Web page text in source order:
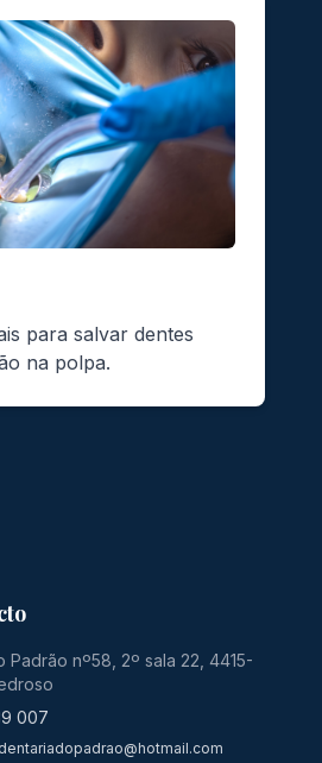
para salvar dentes
na polpa.
Padrão nº58, 2º sala 22, 4415-
007